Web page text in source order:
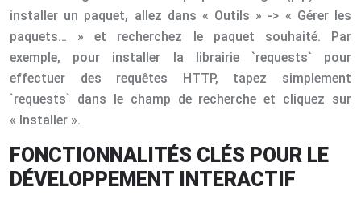
installer un paquet, allez dans « Outils » -> « Gérer les
paquets… » et recherchez le paquet souhaité. Par
exemple, pour installer la librairie `requests` pour
effectuer des requêtes HTTP, tapez simplement
`requests` dans le champ de recherche et cliquez sur
« Installer ».
FONCTIONNALITÉS CLÉS POUR LE
DÉVELOPPEMENT INTERACTIF